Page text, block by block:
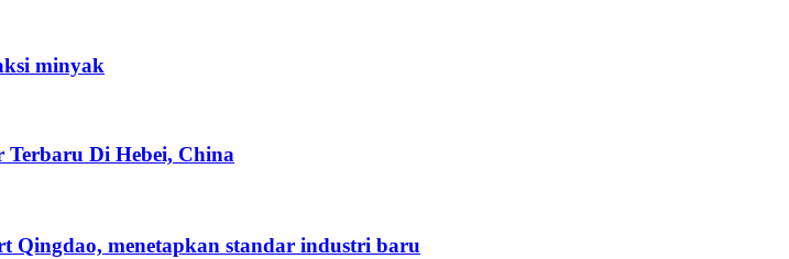
minyak
Di Hebei, China
Qingdao, menetapkan standar industri baru